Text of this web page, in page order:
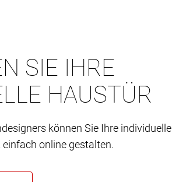
SIE IHRE
HAUSTÜR
können Sie Ihre individuelle
online gestalten.